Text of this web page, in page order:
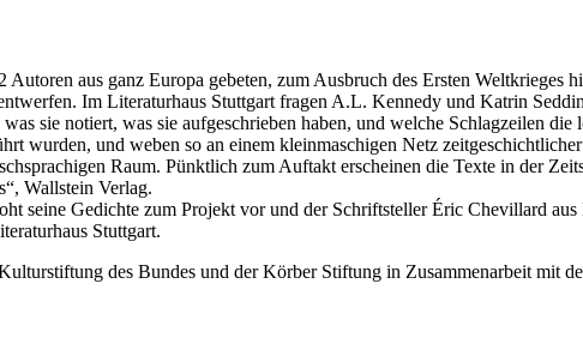
aus ganz Europa gebeten, zum Ausbruch des Ersten Weltkrieges
Im Literaturhaus Stuttgart fragen A.L. Kennedy und Katrin
sie notiert, was sie aufgeschrieben haben, und welche Schlagzeilen die
wurden, und weben so an einem kleinmaschigen Netz
Raum. Pünktlich zum Auftakt erscheinen die Texte in der
Wallstein Verlag.
seine Gedichte zum Projekt vor und der Schriftsteller Éric Chevillard
Stuttgart.
des Bundes und der Körber Stiftung in Zusammenarbeit mit